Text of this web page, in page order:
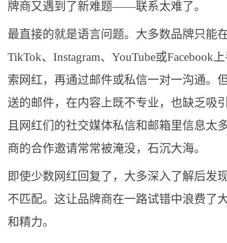
牌商又遇到了新难题——联系太难了。
最直接的就是语言问题。大多数品牌只能
TikTok、Instagram、YouTube或Facebook
索网红，再通过邮件或私信一对一沟通。
送的邮件，在内容上既不专业，也缺乏吸
且网红们的社交媒体私信和邮箱里信息太
商的合作邀请常常被淹没，石沉大海。
即使少数网红回复了，大多深入了解后发
不匹配。这让品牌商在一路试错中浪费了
和精力。